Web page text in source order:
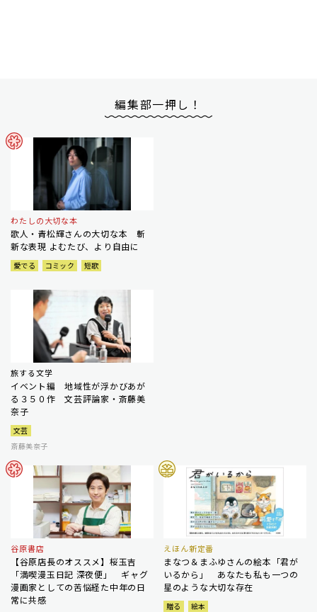
編集部一押し！
わたしの大切な本
歌人・青松輝さんの大切な本 斬
新な表現 よむたび、より自由に
愛でる コミック 短歌
旅する文学
イベント編 地域性が浮かびあが
る３５０作 文芸評論家・斎藤美
奈子
文芸
斎藤美奈子
谷原書店
【谷原店長のオススメ】桜玉吉
「満喫漫玉日記 深夜便」 ギャグ
漫画家としての苦悩経た中年の日
常に共感
えほん新定番
まなつ＆まふゆさんの絵本「君が
いるから」 あなたも私も一つの
星のような大切な存在
贈る
絵本